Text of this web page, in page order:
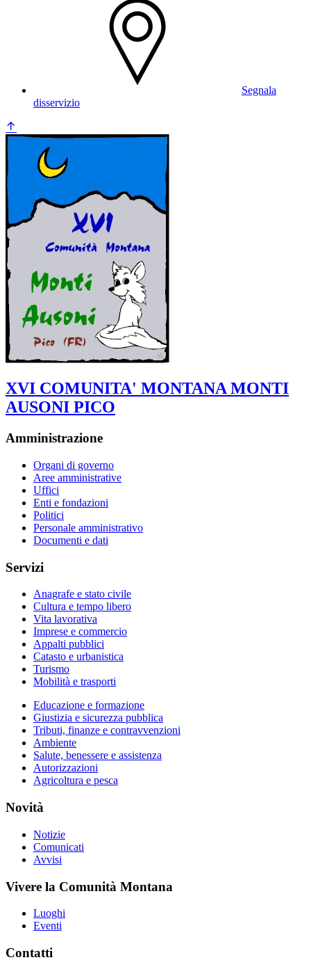
Segnala
disservizio
XVI COMUNITA' MONTANA MONTI
AUSONI PICO
Amministrazione
Organi di governo
Aree amministrative
Uffici
Enti e fondazioni
Politici
Personale amministrativo
Documenti e dati
Servizi
Anagrafe e stato civile
Cultura e tempo libero
Vita lavorativa
Imprese e commercio
Appalti pubblici
Catasto e urbanistica
Turismo
Mobilità e trasporti
Educazione e formazione
Giustizia e sicurezza pubblica
Tributi, finanze e contravvenzioni
Ambiente
Salute, benessere e assistenza
Autorizzazioni
Agricoltura e pesca
Novità
Notizie
Comunicati
Avvisi
Vivere la Comunità Montana
Luoghi
Eventi
Contatti